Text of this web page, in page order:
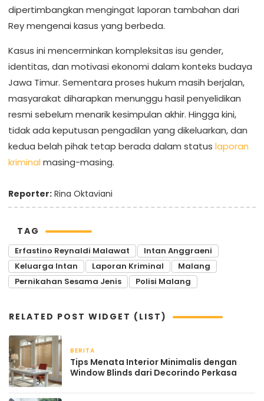
dipertimbangkan mengingat laporan tambahan dari
Rey mengenai kasus yang berbeda.
Kasus ini mencerminkan kompleksitas isu gender,
identitas, dan motivasi ekonomi dalam konteks budaya
Jawa Timur. Sementara proses hukum masih berjalan,
masyarakat diharapkan menunggu hasil penyelidikan
resmi sebelum menarik kesimpulan akhir. Hingga kini,
tidak ada keputusan pengadilan yang dikeluarkan, dan
kedua belah pihak tetap berada dalam status laporan
kriminalmasing-masing.
Reporter: Rina Oktaviani
TAG
Erfastino Reynaldi Malawat
Intan Anggraeni
Keluarga Intan
Laporan Kriminal
Malang
Pernikahan Sesama Jenis
Polisi Malang
RELATED POST WIDGET (LIST)
BERITA
Tips Menata Interior Minimalis dengan
Window Blinds dari Decorindo Perkasa